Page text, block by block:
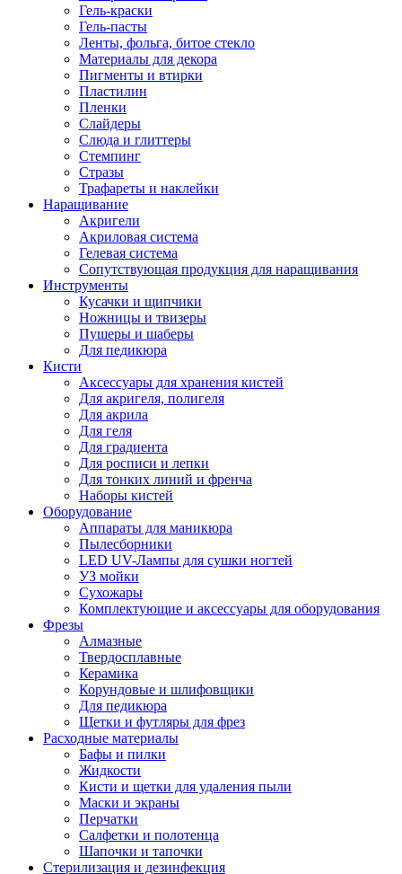
Гель-краски
Гель-пасты
Ленты, фольга, битое стекло
Материалы для декора
Пигменты и втирки
Пластилин
Пленки
Слайдеры
Слюда и глиттеры
Стемпинг
Стразы
Трафареты и наклейки
Наращивание
Акригели
Акриловая система
Гелевая система
Сопутствующая продукция для наращивания
Инструменты
Кусачки и щипчики
Ножницы и твизеры
Пушеры и шаберы
Для педикюра
Кисти
Аксессуары для хранения кистей
Для акригеля, полигеля
Для акрила
Для геля
Для градиента
Для росписи и лепки
Для тонких линий и френча
Наборы кистей
Оборудование
Аппараты для маникюра
Пылесборники
LED UV-Лампы для сушки ногтей
УЗ мойки
Сухожары
Комплектующие и аксессуары для оборудования
Фрезы
Алмазные
Твердосплавные
Керамика
Корундовые и шлифовщики
Для педикюра
Щетки и футляры для фрез
Расходные материалы
Бафы и пилки
Жидкости
Кисти и щетки для удаления пыли
Маски и экраны
Перчатки
Салфетки и полотенца
Шапочки и тапочки
Стерилизация и дезинфекция